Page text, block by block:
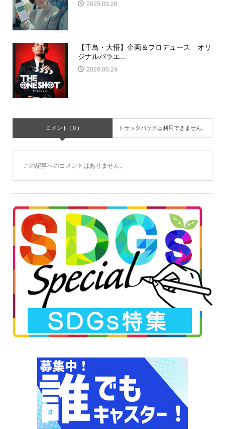
2025.03.28
【千鳥・大悟】企画＆プロデュース オリ
ジナルバラエ...
2026.06.24
コメント ( 0 ) トラックバックは利用できません。
この記事へのコメントはありません。